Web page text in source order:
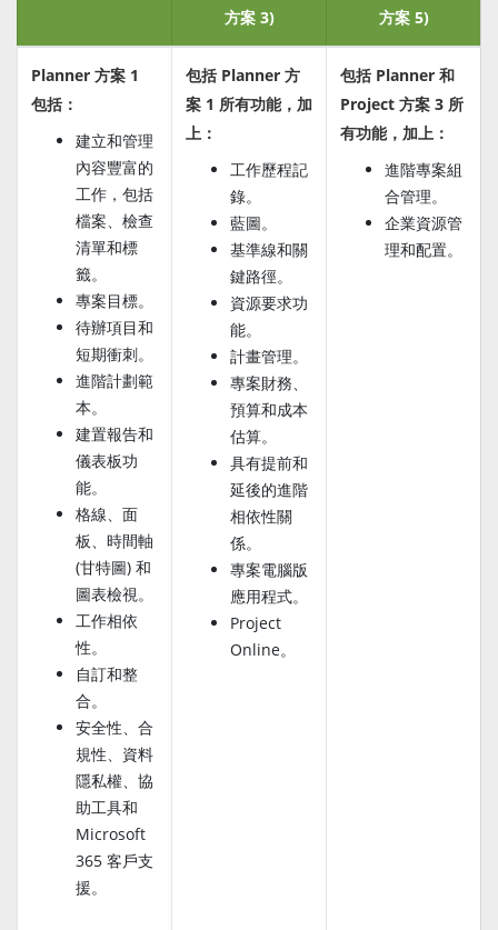
方案 3)
方案 5)
Planner 方案 1
包括：
建立和管理
內容豐富的
工作，包括
檔案、檢查
清單和標
籤。
專案目標。
待辦項目和
短期衝刺。
進階計劃範
本。
建置報告和
儀表板功
能。
格線、面
板、時間軸
(甘特圖) 和
圖表檢視。
工作相依
性。
自訂和整
合。
安全性、合
規性、資料
隱私權、協
助工具和
Microsoft
365 客戶支
援。
包括 Planner 方
案 1 所有功能，加
上：
工作歷程記
錄。
藍圖。
基準線和關
鍵路徑。
資源要求功
能。
計畫管理。
專案財務、
預算和成本
估算。
具有提前和
延後的進階
相依性關
係。
專案電腦版
應用程式。
Project
Online。
包括 Planner 和
Project 方案 3 所
有功能，加上：
進階專案組
合管理。
企業資源管
理和配置。